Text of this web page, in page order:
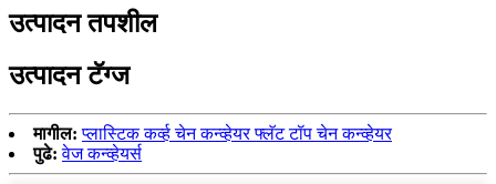
उत्पादन तपशील
उत्पादन टॅग्ज
मागील: प्लास्टिक कर्व्ह चेन कन्व्हेयर फ्लॅट टॉप चेन कन्व्हेयर
पुढे: वेज कन्व्हेयर्स